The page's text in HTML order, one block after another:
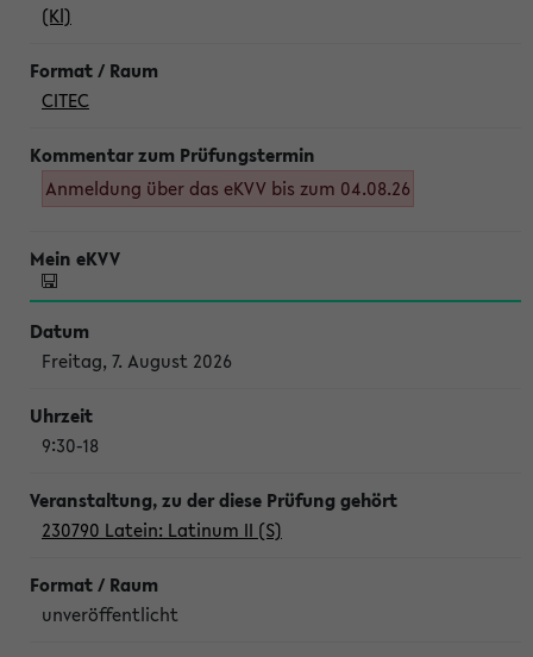
(Kl)
CITEC
Anmeldung über das eKVV bis zum 04.08.26
Freitag, 7. August 2026
9:30-18
230790 Latein: Latinum II (S)
unveröffentlicht